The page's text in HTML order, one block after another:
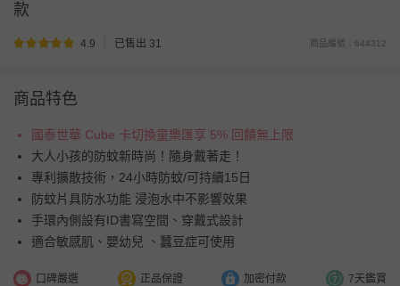
款
4.9 已售出 31 商品編號：644312
商品特色
國泰世華 Cube 卡切換童樂匯享 5% 回饋無上限
大人小孩的防蚊新時尚！隨身戴著走！
專利擴散技術，24小時防蚊/可持續15日
防蚊片具防水功能 浸泡水中不影響效果
手環內側設有ID書寫空間、穿戴式設計
適合敏感肌、嬰幼兒 、蠶豆症可使用
口碑嚴選 正品保證 加密付款 7天鑑賞